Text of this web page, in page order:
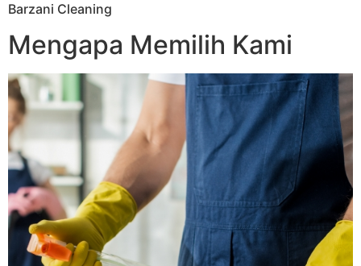
Barzani Cleaning
Mengapa Memilih Kami